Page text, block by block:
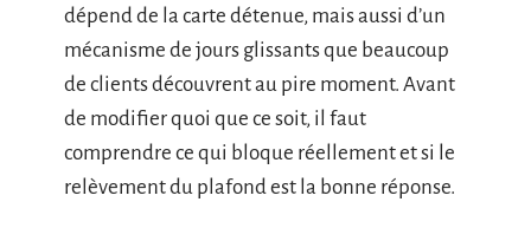
dépend de la carte détenue, mais aussi d’un
mécanisme de jours glissants que beaucoup
de clients découvrent au pire moment. Avant
de modifier quoi que ce soit, il faut
comprendre ce qui bloque réellement et si le
relèvement du plafond est la bonne réponse.